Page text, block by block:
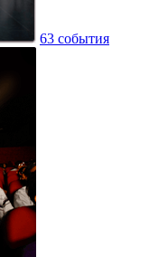
63 события